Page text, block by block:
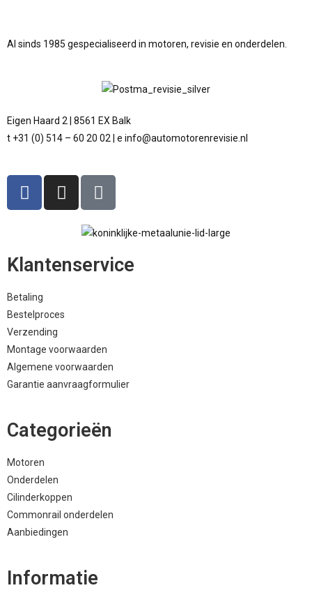
Al sinds 1985 gespecialiseerd in motoren, revisie en onderdelen.
Eigen Haard 2 | 8561 EX Balk
t +31 (0) 514 – 60 20 02 | e info@automotorenrevisie.nl
Klantenservice
Betaling
Bestelproces
Verzending
Montage voorwaarden
Algemene voorwaarden
Garantie aanvraagformulier
Categorieën
Motoren
Onderdelen
Cilinderkoppen
Commonrail onderdelen
Aanbiedingen
Informatie